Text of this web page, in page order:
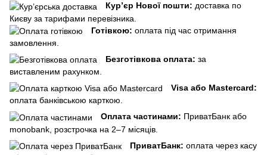
Кур’єр Нової пошти: доставка по
Києву за тарифами перевізника.
Готівкою: оплата під час отримання
замовлення.
Безготівкова оплата: за
виставленим рахунком.
Visa або Mastercard:
оплата банківською карткою.
Оплата частинами: ПриватБанк або
monobank, розстрочка на 2–7 місяців.
ПриватБанк: оплата через касу